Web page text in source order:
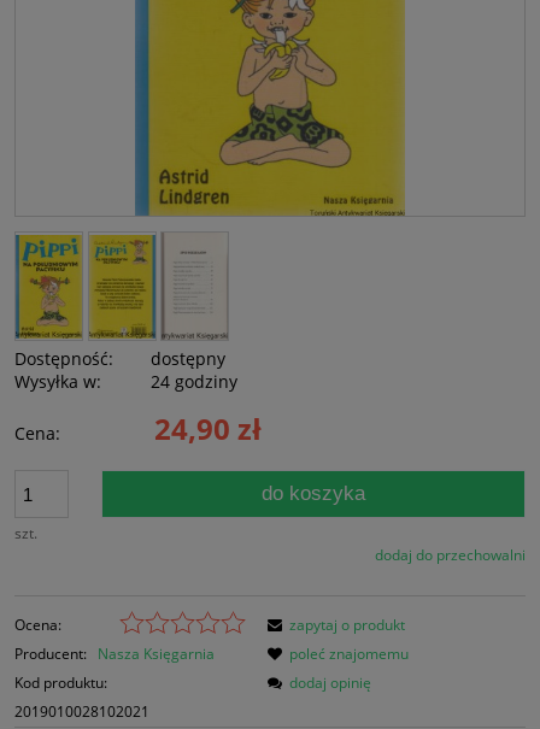
Dostępność:
dostępny
Wysyłka w:
24 godziny
Cena: 24,90 zł
szt.
do koszyka
dodaj do przechowalni
Ocena:
Producent:
Nasza Księgarnia
Kod produktu:
2019010028102021
zapytaj o produkt
poleć znajomemu
dodaj opinię